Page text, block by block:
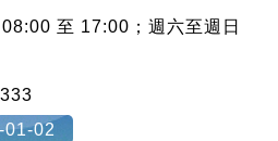
至 17:00；週六至週日
01-02